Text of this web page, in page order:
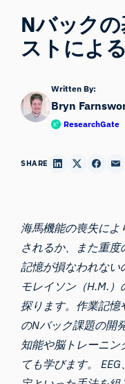
Nバック
ストによ
Written By:
Bryn
ResearchGate
SHARE
海馬機能の喪失に
されるか、また重
記憶が損なわれない
モレイソン（H.M.
探ります。作業記
のNバック課題の開
知能や脳トレーニ
ても学びます。